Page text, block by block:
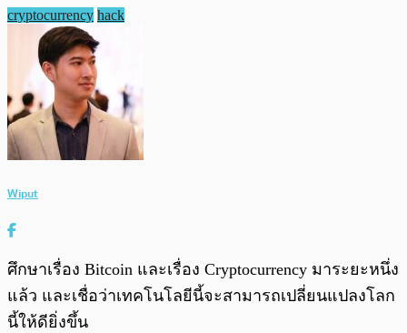
cryptocurrency hack
Wiput
ศึกษาเรื่อง Bitcoin และเรื่อง Cryptocurrency มาระยะหนึ่ง
แล้ว และเชื่อว่าเทคโนโลยีนี้จะสามารถเปลี่ยนแปลงโลก
นี้ให้ดียิ่งขึ้น